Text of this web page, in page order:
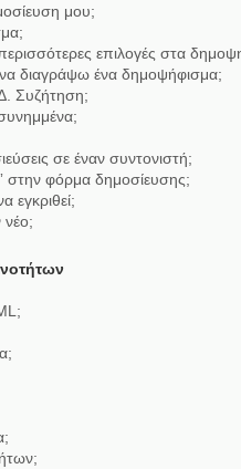
μου;
επιλογές στα
διαγράψω ένα δημοψήφισμα;
Συζήτηση;
σε έναν συντονιστή;
στην φόρμα δημοσίευσης;
εγκριθεί;